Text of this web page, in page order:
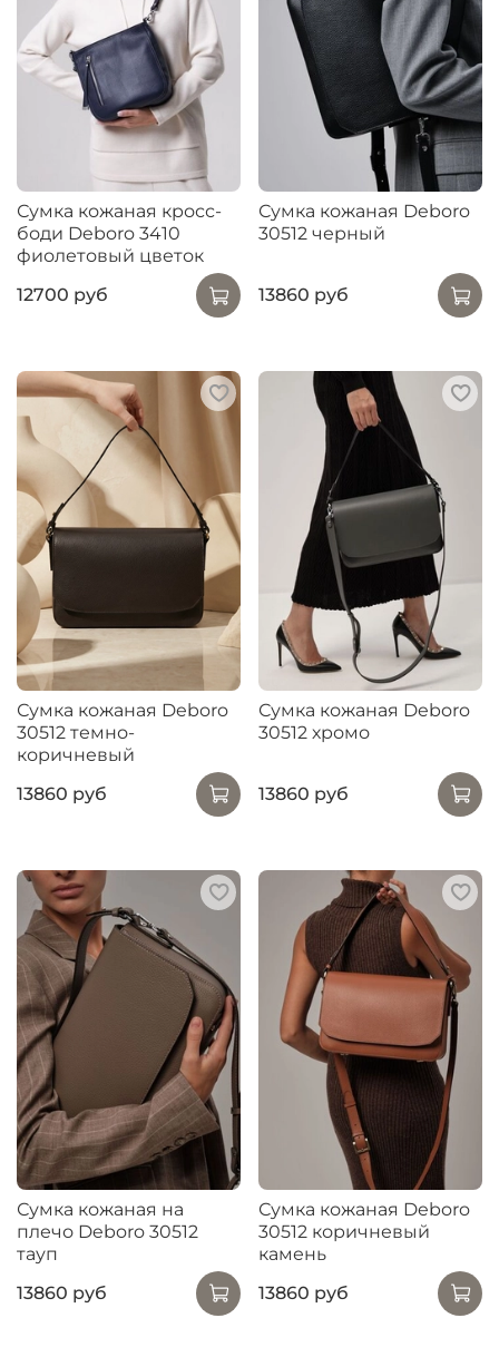
Сумка кожаная кросс-
боди Deboro 3410
фиолетовый цветок
12700 руб
Сумка кожаная Deboro
30512 черный
13860 руб
Сумка кожаная Deboro
30512 темно-
коричневый
13860 руб
Сумка кожаная Deboro
30512 хромо
13860 руб
Сумка кожаная на
плечо Deboro 30512
тауп
13860 руб
Сумка кожаная Deboro
30512 коричневый
камень
13860 руб